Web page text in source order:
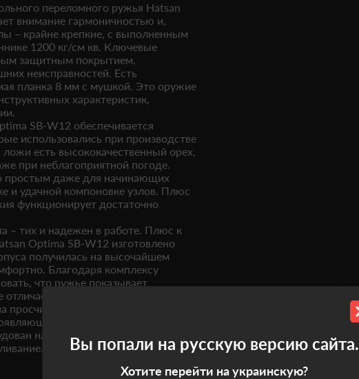
переломного ружья Hatsan
внимание гармоничностью и,
– крайне крепкие, с выполненным
1200 кг/см кв. Ключевые
защитным покрытием,
неисправностей. Есть
планка 8 мм с мушкой. Это оружие
характеристик,
SB-W12 обеспечивается
использовались при производстве
есть высококачественный орех,
при неблагоприятной погоде.
простым даже для начинающих
и удачной компоновке узлов. Плюс
функционирует достаточно
– тих и надежен в работе. Плюс к
Optima SB-W12 изготовлено
получилась на высочайшем
Благодаря комплексу
что ружье показывает
прекрасной
просчитанном расположении
при выстреле,
на прикладе, одновременно с
Вы попали на русскую версию сайта.
Хотите перейти на украинскую?